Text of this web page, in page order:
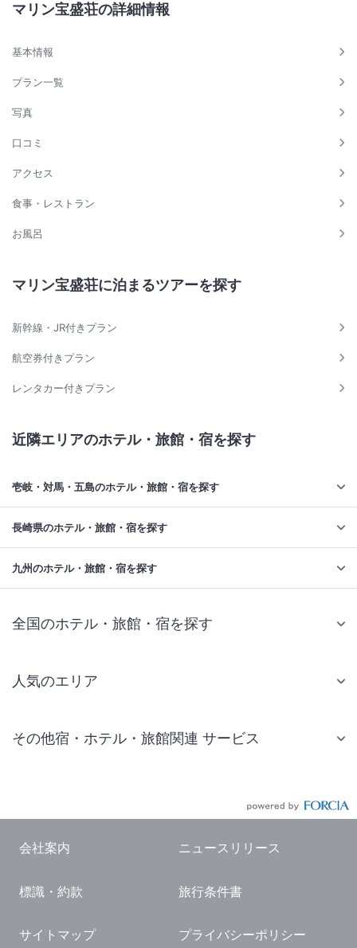
マリン宝盛荘の詳細情報
基本情報
プラン一覧
写真
口コミ
アクセス
食事・レストラン
お風呂
マリン宝盛荘に泊まるツアーを探す
新幹線・JR付きプラン
航空券付きプラン
レンタカー付きプラン
近隣エリアのホテル・旅館・宿を探す
壱岐・対馬・五島のホテル・旅館・宿を探す
長崎県のホテル・旅館・宿を探す
九州のホテル・旅館・宿を探す
全国のホテル・旅館・宿を探す
人気のエリア
仙台 ホテル
東京ドーム ホテル
横浜 ホテル
熱海 ホテル
その他宿・ホテル・旅館関連 サービス
国内観光ガイド
旅行・観光情報
会社案内 ニュースリリース
標識・約款 旅行条件書
サイトマップ プライバシーポリシー